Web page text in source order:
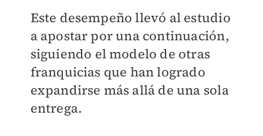
Este desempeño llevó al estudio
a apostar por una continuación,
siguiendo el modelo de otras
franquicias que han logrado
expandirse más allá de una sola
entrega.